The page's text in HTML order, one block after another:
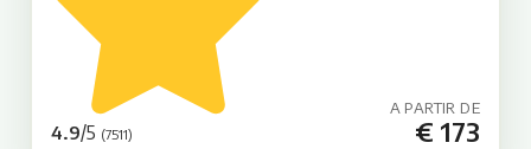
4.9/5 (7511)
A PARTIR DE
€ 173